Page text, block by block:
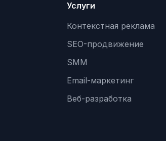
Услуги
Контекстная реклама
SEO-продвижение
SMM
Email-маркетинг
Веб-разработка